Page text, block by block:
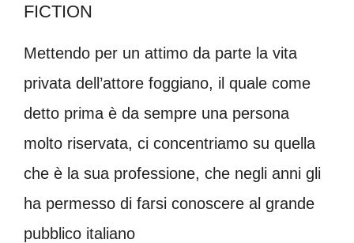
FICTION
Mettendo per un attimo da parte la vita
privata dell’attore foggiano, il quale come
detto prima è da sempre una persona
molto riservata, ci concentriamo su quella
che è la sua professione, che negli anni gli
ha permesso di farsi conoscere al grande
pubblico italiano